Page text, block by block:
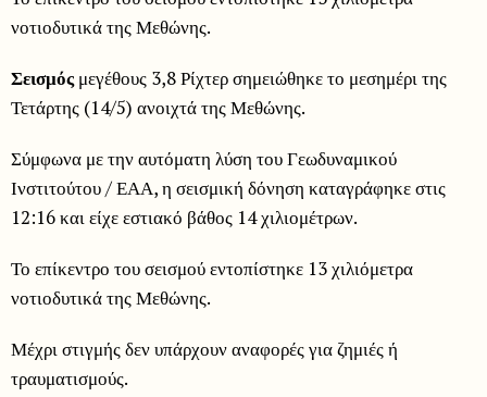
νοτιοδυτικά της Μεθώνης.
Σεισμόςμεγέθους 3,8 Ρίχτερ σημειώθηκε το μεσημέρι της
Τετάρτης (14/5) ανοιχτά της Μεθώνης.
Σύμφωνα με την αυτόματη λύση του Γεωδυναμικού
Ινστιτούτου / ΕΑΑ, η σεισμική δόνηση καταγράφηκε στις
12:16 και είχε εστιακό βάθος 14 χιλιομέτρων.
Το επίκεντρο του σεισμού εντοπίστηκε 13 χιλιόμετρα
νοτιοδυτικά της Μεθώνης.
Μέχρι στιγμής δεν υπάρχουν αναφορές για ζημιές ή
τραυματισμούς.